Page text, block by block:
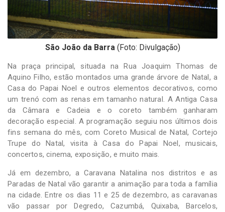
São João da Barra (Foto: Divulgação)
Na praça principal, situada na Rua Joaquim Thomas de
Aquino Filho, estão montados uma grande árvore de Natal, a
Casa do Papai Noel e outros elementos decorativos, como
um trenó com as renas em tamanho natural. A Antiga Casa
da Câmara e Cadeia e o coreto também ganharam
decoração especial. A programação seguiu nos últimos dois
fins semana do mês, com Coreto Musical de Natal, Cortejo
Trupe do Natal, visita à Casa do Papai Noel, musicais,
concertos, cinema, exposição, e muito mais.
Já em dezembro, a Caravana Natalina nos distritos e as
Paradas de Natal vão garantir a animação para toda a família
na cidade. Entre os dias 11 e 25 de dezembro, as caravanas
vão passar por Degredo, Cazumbá, Quixaba, Barcelos,